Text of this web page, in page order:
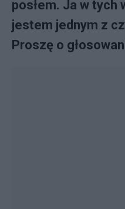
posłem. Ja w tych
jestem jednym z
Proszę o